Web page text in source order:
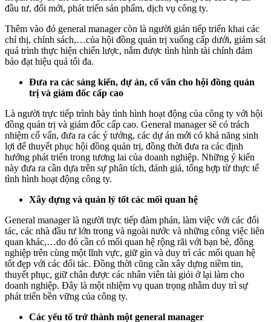
đầu tư, đổi mới, phát triển sản phẩm, dịch vụ công ty.
Thêm vào đó general manager còn là người gián tiếp triển khai các
chỉ thị, chính sách,…của hội đồng quản trị xuống cấp dưới, giám sát
quá trình thực hiện chiến lược, nắm được tình hình tài chính đảm
bảo đạt hiệu quả tối đa.
Đưa ra các sáng kiến, dự án, cố vấn cho hội đồng quản
trị và giám đốc cấp cao
Là người trực tiếp trình bày tình hình hoạt động của công ty với hội
đồng quản trị và giám đốc cấp cao. General manager sẽ có trách
nhiệm cố vấn, đưa ra các ý tưởng, các dự án mới có khả năng sinh
lợi để thuyết phục hội đồng quản trị, đồng thời đưa ra các định
hướng phát triển trong tương lai của doanh nghiệp. Những ý kiến
này đưa ra cần dựa trên sự phân tích, đánh giá, tổng hợp từ thực tế
tình hình hoạt động công ty.
Xây dựng và quản lý tốt các mối quan hệ
General manager là người trực tiếp đàm phán, làm việc với các đối
tác, các nhà đầu tư lớn trong và ngoài nước và những công việc liên
quan khác,…do đó cần có mối quan hệ rộng rãi với bạn bè, đồng
nghiệp trên cùng một lĩnh vực, giữ gìn và duy trì các mối quan hệ
tốt đẹp với các đối tác. Đồng thời cũng cần xây dựng niềm tin,
thuyết phục, giữ chân được các nhân viên tài giỏi ở lại làm cho
doanh nghiệp. Đây là một nhiệm vụ quan trọng nhằm duy trì sự
phát triển bền vững của công ty.
Các yếu tố trở thành một general manager